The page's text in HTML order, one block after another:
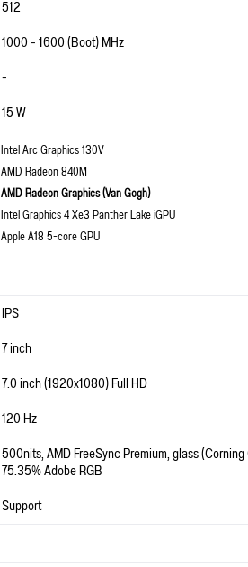
512
1000 - 1600 (Boot) MHz
-
15 W
Intel Arc Graphics 130V
AMD Radeon 840M
AMD Radeon Graphics (Van Gogh)
Intel Graphics 4 Xe3 Panther Lake iGPU
Apple A18 5-core GPU
IPS
7 inch
7.0 inch (1920x1080) Full HD
120 Hz
500nits, AMD FreeSync Premium, glass
75.35% Adobe RGB
Support